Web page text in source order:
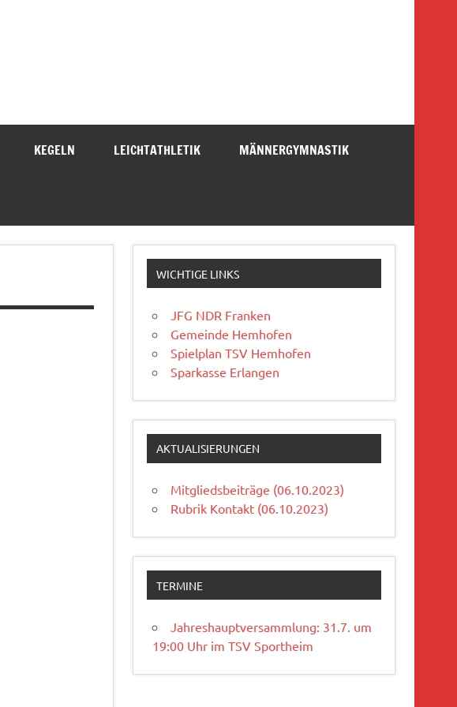
KEGELN LEICHTATHLETIK MÄNNERGYMNASTIK
WICHTIGE LINKS
JFG NDR Franken
Gemeinde Hemhofen
Spielplan TSV Hemhofen
Sparkasse Erlangen
AKTUALISIERUNGEN
Mitgliedsbeiträge (06.10.2023)
Rubrik Kontakt (06.10.2023)
TERMINE
Jahreshauptversammlung: 31.7. um
19:00 Uhr im TSV Sportheim